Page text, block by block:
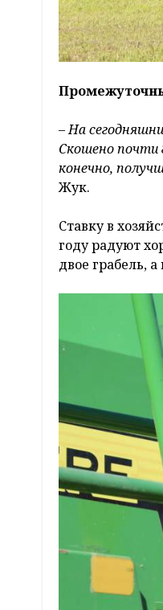
– На
Скошено почти
конечно,
Жук.
Ставку в
году радуют
двое грабель,